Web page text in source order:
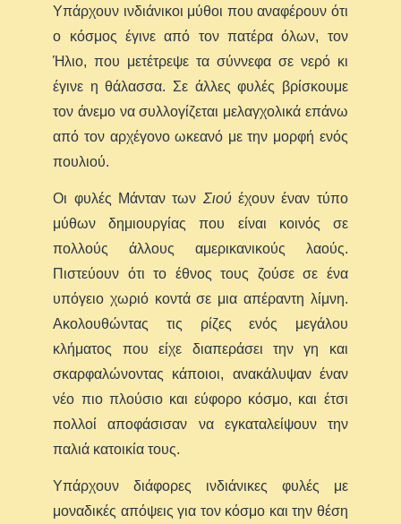
Υπάρχουν ινδιάνικοι μύθοι που αναφέρουν ότι
ο κόσμος έγινε από τον πατέρα όλων, τον
Ήλιο, που μετέτρεψε τα σύννεφα σε νερό κι
έγινε η θάλασσα. Σε άλλες φυλές βρίσκουμε
τον άνεμο να συλλογίζεται μελαγχολικά επάνω
από τον αρχέγονο ωκεανό με την μορφή ενός
πουλιού.
Οι φυλές Μάνταν των Σιούέχουν έναν τύπο
μύθων δημιουργίας που είναι κοινός σε
πολλούς άλλους αμερικανικούς λαούς.
Πιστεύουν ότι το έθνος τους ζούσε σε ένα
υπόγειο χωριό κοντά σε μια απέραντη λίμνη.
Ακολουθώντας τις ρίζες ενός μεγάλου
κλήματος που είχε διαπεράσει την γη και
σκαρφαλώνοντας κάποιοι, ανακάλυψαν έναν
νέο πιο πλούσιο και εύφορο κόσμο, και έτσι
πολλοί αποφάσισαν να εγκαταλείψουν την
παλιά κατοικία τους.
Υπάρχουν διάφορες ινδιάνικες φυλές με
μοναδικές απόψεις για τον κόσμο και την θέση